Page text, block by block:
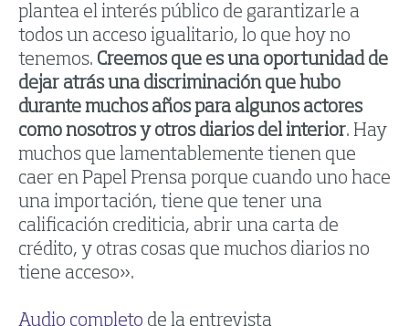
plantea el interés público de garantizarle a
todos un acceso igualitario, lo que hoy no
tenemos. Creemos que es una oportunidad de
dejar atrás una discriminación que hubo
durante muchos años para algunos actores
como nosotros y otros diarios del interior. Hay
muchos que lamentablemente tienen que
caer en Papel Prensa porque cuando uno hace
una importación, tiene que tener una
calificación crediticia, abrir una carta de
crédito, y otras cosas que muchos diarios no
tiene acceso».
Audio completo de la entrevista